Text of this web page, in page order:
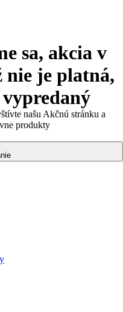
sa, akcia v
je platná,
našu Akčnú stránku a
produkty